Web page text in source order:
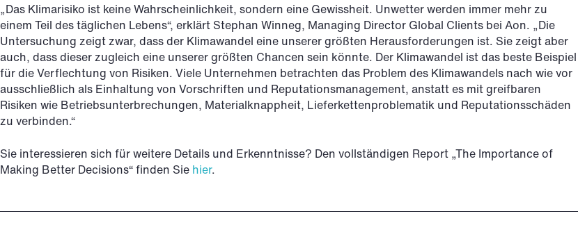
„Das Klimarisiko ist keine Wahrscheinlichkeit, sondern eine Gewissheit. Unwetter werden immer mehr zu
einem Teil des täglichen Lebens“, erklärt Stephan Winneg, Managing Director Global Clients bei Aon. „Die
Untersuchung zeigt zwar, dass der Klimawandel eine unserer größten Herausforderungen ist. Sie zeigt aber
auch, dass dieser zugleich eine unserer größten Chancen sein könnte. Der Klimawandel ist das beste Beispiel
für die Verflechtung von Risiken. Viele Unternehmen betrachten das Problem des Klimawandels nach wie vor
ausschließlich als Einhaltung von Vorschriften und Reputationsmanagement, anstatt es mit greifbaren
Risiken wie Betriebsunterbrechungen, Materialknappheit, Lieferkettenproblematik und Reputationsschäden
zu verbinden.“
Sie interessieren sich für weitere Details und Erkenntnisse? Den vollständigen Report „The Importance of
Making Better Decisions“ finden Sie hier.